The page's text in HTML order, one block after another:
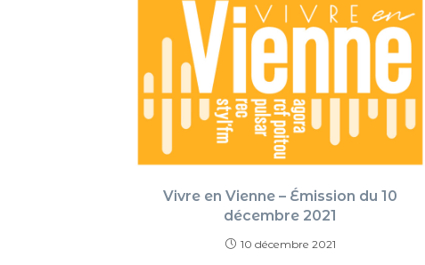
Vivre en Vienne – Émission du 10
décembre 2021
10 décembre 2021